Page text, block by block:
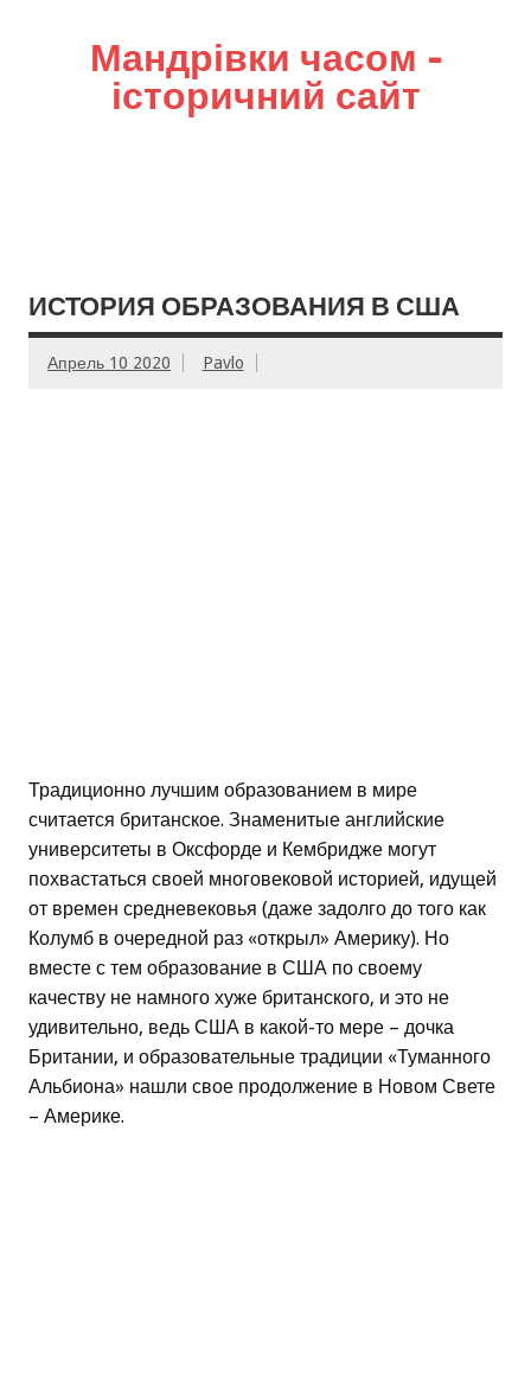
Мандрівки часом –
історичний сайт
ИСТОРИЯ ОБРАЗОВАНИЯ В США
Апрель 10 2020 Pavlo
Традиционно лучшим образованием в мире
считается британское. Знаменитые английские
университеты в Оксфорде и Кембридже могут
похвастаться своей многовековой историей, идущей
от времен средневековья (даже задолго до того как
Колумб в очередной раз «открыл» Америку). Но
вместе с тем образование в США по своему
качеству не намного хуже британского, и это не
удивительно, ведь США в какой-то мере – дочка
Британии, и образовательные традиции «Туманного
Альбиона» нашли свое продолжение в Новом Свете
– Америке.